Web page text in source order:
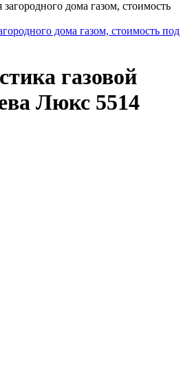
дома газом, стоимость под
газовой
Люкс 5514